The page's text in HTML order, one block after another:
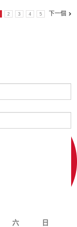
2 3 4 5 下一個
六 日